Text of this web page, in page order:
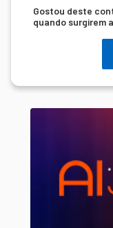
Gostou deste
quando surgirem